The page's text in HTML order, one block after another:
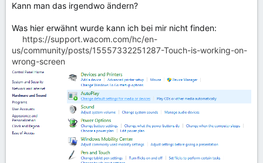
Kann man das irgendwo ändern?
Was hier erwähnt wurde kann ich bei mir nicht finden:
https://support.wacom.com/hc/en-
us/community/posts/15557332251287-Touch-is-working-on-
wrong-screen